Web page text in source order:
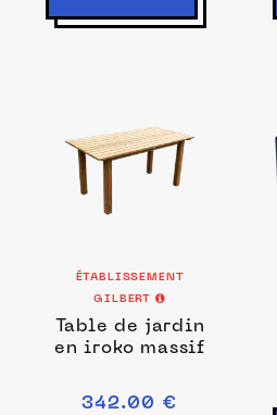
ÉTABLISSEMENT
GILBERT
Table de jardin
en iroko massif
342.00 €